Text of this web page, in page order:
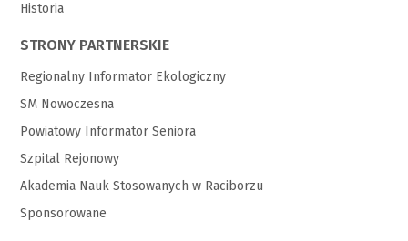
Historia
STRONY PARTNERSKIE
Regionalny Informator Ekologiczny
SM Nowoczesna
Powiatowy Informator Seniora
Szpital Rejonowy
Akademia Nauk Stosowanych w Raciborzu
Sponsorowane